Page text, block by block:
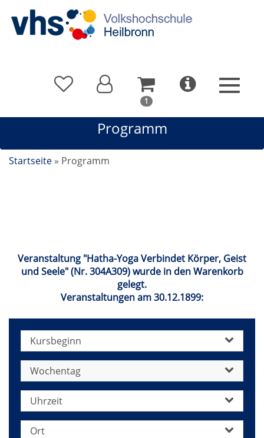
1 In
Warenkorb
sich
Programm
Startseite » Programm
Veranstaltung "Hatha-Yoga Verbindet Körper, Geist
und Seele" (Nr. 304A309) wurde in den Warenkorb
gelegt.
Veranstaltungen am 30.12.1899:
Kursbeginn
Wochentag
Uhrzeit
Ort